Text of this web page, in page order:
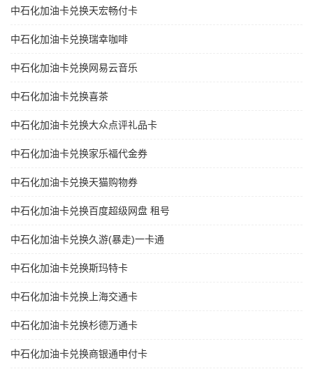
中石化加油卡兑换天宏畅付卡
中石化加油卡兑换瑞幸咖啡
中石化加油卡兑换网易云音乐
中石化加油卡兑换喜茶
中石化加油卡兑换大众点评礼品卡
中石化加油卡兑换家乐福代金券
中石化加油卡兑换天猫购物券
中石化加油卡兑换百度超级网盘 租号
中石化加油卡兑换久游(暴走)一卡通
中石化加油卡兑换斯玛特卡
中石化加油卡兑换上海交通卡
中石化加油卡兑换杉德万通卡
中石化加油卡兑换商银通申付卡